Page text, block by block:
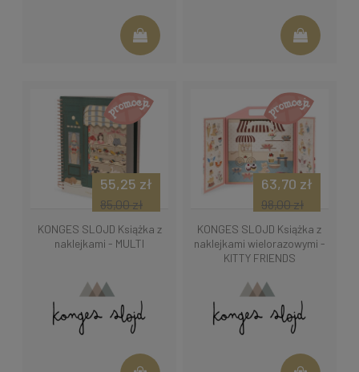
KONGES SLOJD Książka z
naklejkami - MULTI
55,25 zł
85,00 zł
KONGES SLOJD Książka z
naklejkami wielorazowymi -
KITTY FRIENDS
63,70 zł
98,00 zł